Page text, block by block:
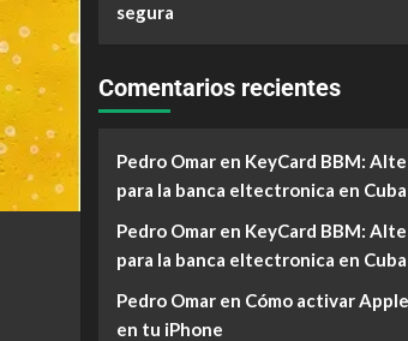
segura
Comentarios recientes
Pedro Omaren KeyCard BBM:
para la banca eltectronica en Cuba
Pedro Omaren KeyCard BBM:
para la banca eltectronica en Cuba
Pedro Omaren Cómo activar
en tu iPhone